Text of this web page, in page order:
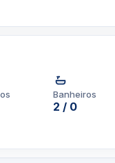
Banheiros
2 / 0